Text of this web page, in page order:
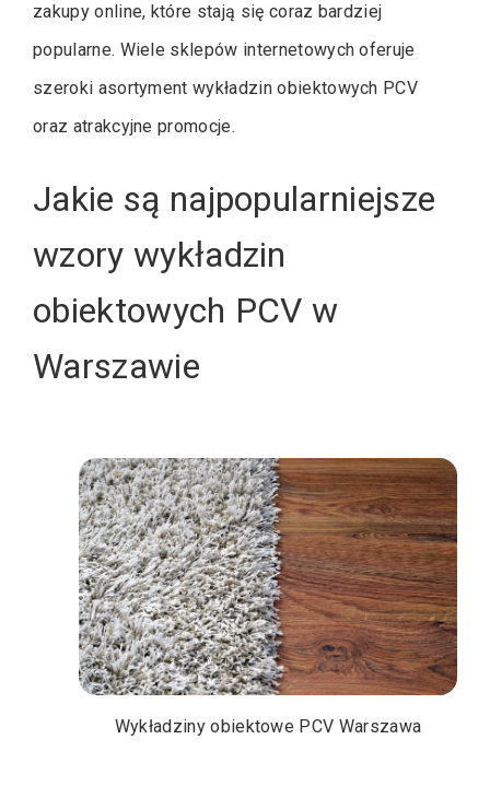
zakupy online, które stają się coraz bardziej
popularne. Wiele sklepów internetowych oferuje
szeroki asortyment wykładzin obiektowych PCV
oraz atrakcyjne promocje.
Jakie są najpopularniejsze
wzory wykładzin
obiektowych PCV w
Warszawie
Wykładziny obiektowe PCV Warszawa